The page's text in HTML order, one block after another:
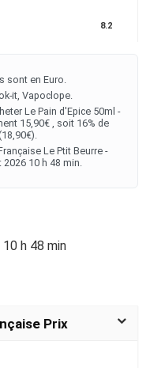
8.2
sont en Euro.
it, Vapoclope.
Le Pain d'Epice 50ml -
15,90€ , soit 16% de
Le Ptit Beurre -
2026 10 h 48 min.
h 48 min
Prix